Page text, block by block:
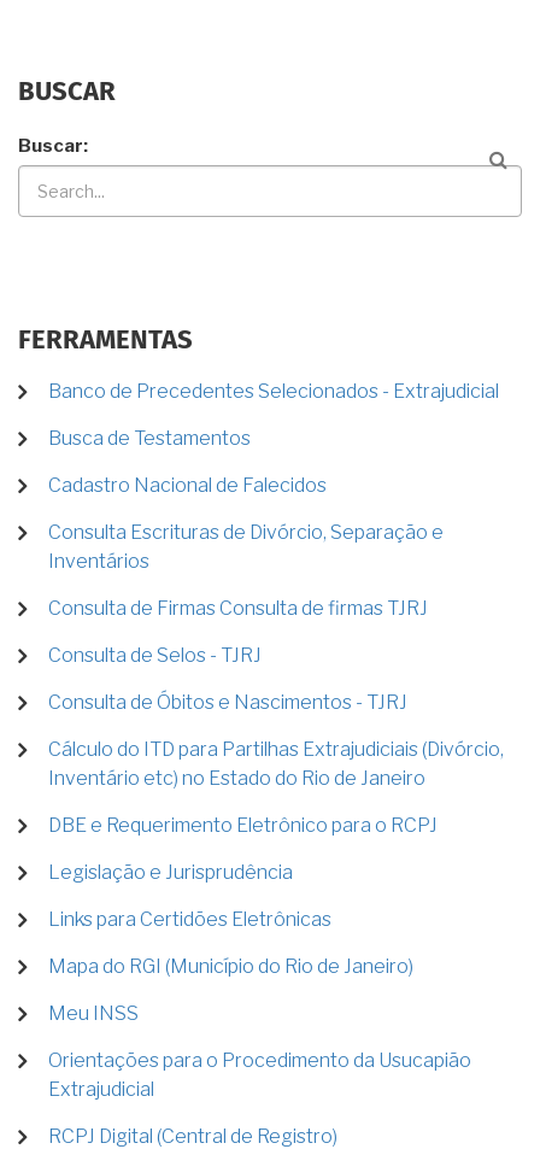
BUSCAR
Buscar
FERRAMENTAS
Banco de Precedentes Selecionados - Extrajudicial
Busca de Testamentos
Cadastro Nacional de Falecidos
Consulta Escrituras de Divórcio, Separação e
Inventários
Consulta de Firmas Consulta de firmas TJRJ
Consulta de Selos - TJRJ
Consulta de Óbitos e Nascimentos - TJRJ
Cálculo do ITD para Partilhas Extrajudiciais (Divórcio,
Inventário etc) no Estado do Rio de Janeiro
DBE e Requerimento Eletrônico para o RCPJ
Legislação e Jurisprudência
Links para Certidões Eletrônicas
Mapa do RGI (Município do Rio de Janeiro)
Meu INSS
Orientações para o Procedimento da Usucapião
Extrajudicial
RCPJ Digital (Central de Registro)